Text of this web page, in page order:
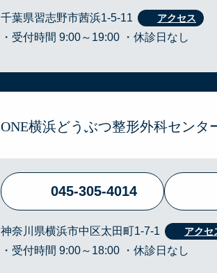
千葉県習志野市茜浜1-5-11
・受付時間 9:00～19:00 ・休診日なし
ONE横浜どうぶつ整形外科センタ
045-305-4014
神奈川県横浜市中区太田町1-7-1
・受付時間 9:00～18:00 ・休診日なし